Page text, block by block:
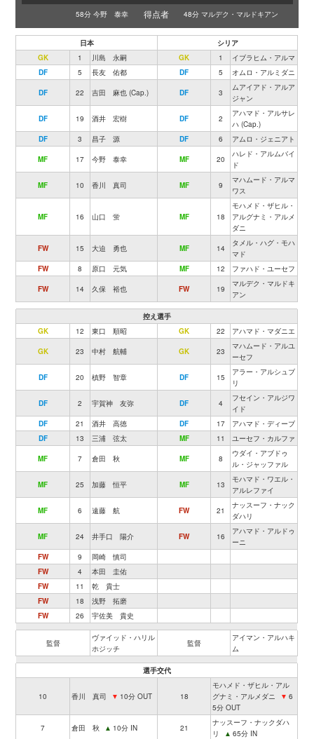
58分 今野 泰幸 得点者 48分 マルデク・マルドキアン
日本
シリア
GK
1 川島 永嗣 GK 1
イブラヒム・アルマ
DF
5 長友 佑都 DF 5 オムロ・アルミダニ
DF 22 吉田 麻也 (Cap.) DF 3
ムアイアド・アルア
ジャン
DF 19 酒井 宏樹 DF 2
アハマド・アルサレ
ハ (Cap.)
DF
3 昌子 源 DF 6 アムロ・ジェニアト
MF 17 今野 泰幸 MF 20
ハレド・アルムバイ
ド
MF 10 香川 真司 MF 9
マハムード・アルマ
ワス
MF 16 山口 蛍 MF 18
モハメド・ザヒル・
アルグナミ・アルメ
ダニ
FW 15 大迫 勇也 MF 14
タメル・ハグ・モハ
マド
FW
8 原口 元気 MF 12 ファハド・ユーセフ
FW 14 久保 裕也 FW 19
マルデク・マルドキ
アン
控え選手
GK
12 東口 順昭 GK 22 アハマド・マダニエ
GK 23 中村 航輔 GK 23
マハムード・アルユ
ーセフ
DF 20 槙野 智章 DF 15
アラー・アルシュブ
リ
DF 2 宇賀神 友弥 DF 4
フセイン・アルジワ
イド
DF
21 酒井 高徳 DF 17
アハマド・ディーブ
DF
13 三浦 弦太 MF 11 ユーセフ・カルファ
MF 7 倉田 秋 MF 8
ウダイ・アブドゥ
ル・ジャッファル
MF 25 加藤 恒平 MF 13
モハマド・ワエル・
アルレファイ
MF 6 遠藤 航 FW 21
ナッスーフ・ナック
ダハリ
MF 24 井手口 陽介 FW 16
アハマド・アルドゥ
ーニ
FW
9
岡崎 慎司
FW
4
本田 圭佑
FW
11
乾 貴士
FW
18
浅野 拓磨
FW
26 宇佐美 貴史
監督
ヴァイッド・ハリル
ホジッチ
監督
アイマン・アルハキ
ム
選手交代
10 香川 真司 ▼ 10分 OUT 18
モハメド・ザヒル・アル
グナミ・アルメダニ
▼ 6
5分 OUT
7 倉田 秋 ▲ 10分 IN 21
ナッスーフ・ナックダハ
リ
▲ 65分 IN